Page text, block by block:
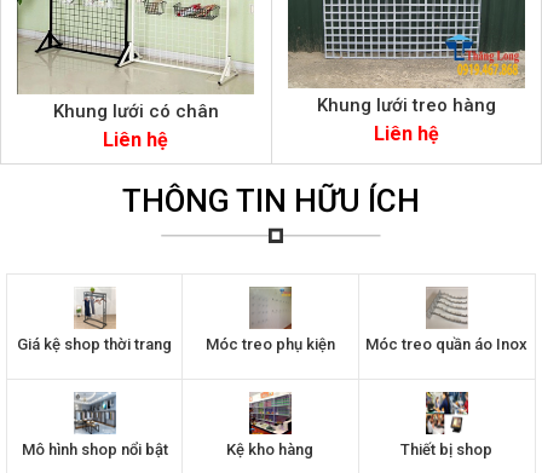
Khung lưới có chân
Liên hệ
Khung lưới treo hàng
Liên hệ
THÔNG TIN HỮU ÍCH
Giá kệ shop thời trang Móc treo phụ kiện Móc treo quần áo Inox
Mô hình shop nổi bật Kệ kho hàng Thiết bị shop